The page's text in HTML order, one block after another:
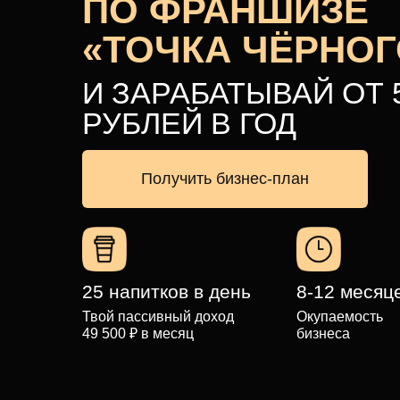
И ЗАРАБАТЫВАЙ ОТ
РУБЛЕЙ В ГОД
ПО ФРАНШИЗЕ
«ТОЧКА
Получить бизнес-план
Твой пассивный доход
49 500 ₽ в месяц
25 напитков в день
Окупаемость
бизнеса
8-12